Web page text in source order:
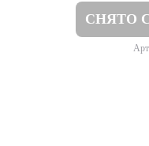
СНЯТО